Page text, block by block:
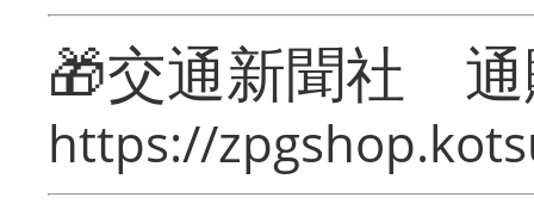
🎁交通新聞社
https://